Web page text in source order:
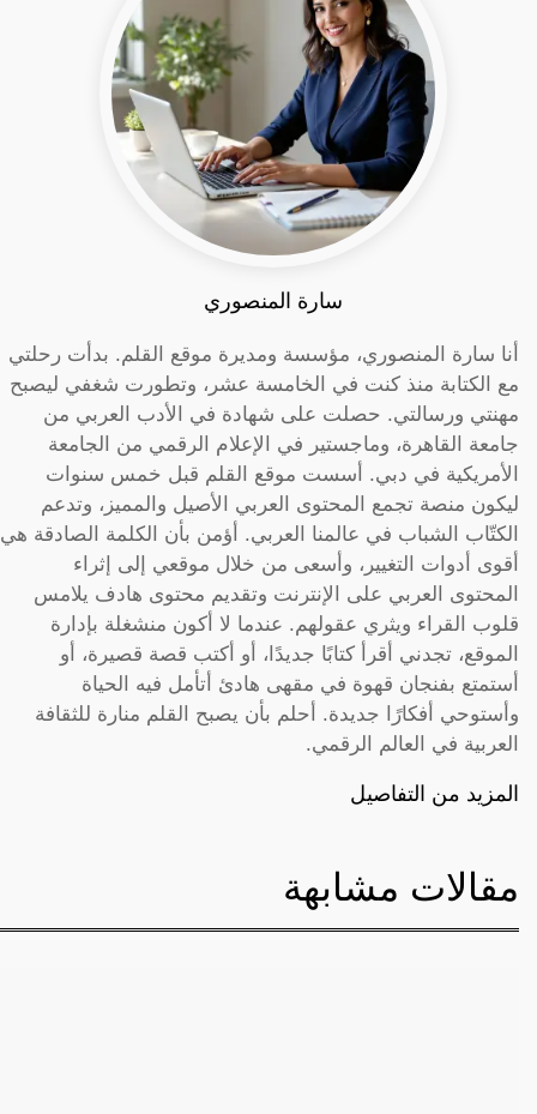
سارة المنصوري
أنا سارة المنصوري، مؤسسة ومديرة موقع القلم. بدأت رحلتي
مع الكتابة منذ كنت في الخامسة عشر، وتطورت شغفي ليصبح
مهنتي ورسالتي. حصلت على شهادة في الأدب العربي من
جامعة القاهرة، وماجستير في الإعلام الرقمي من الجامعة
الأمريكية في دبي. أسست موقع القلم قبل خمس سنوات
ليكون منصة تجمع المحتوى العربي الأصيل والمميز، وتدعم
الكتّاب الشباب في عالمنا العربي. أؤمن بأن الكلمة الصادقة هي
أقوى أدوات التغيير، وأسعى من خلال موقعي إلى إثراء
المحتوى العربي على الإنترنت وتقديم محتوى هادف يلامس
قلوب القراء ويثري عقولهم. عندما لا أكون منشغلة بإدارة
الموقع، تجدني أقرأ كتابًا جديدًا، أو أكتب قصة قصيرة، أو
أستمتع بفنجان قهوة في مقهى هادئ أتأمل فيه الحياة
وأستوحي أفكارًا جديدة. أحلم بأن يصبح القلم منارة للثقافة
العربية في العالم الرقمي.
المزيد من التفاصيل
مقالات مشابهة